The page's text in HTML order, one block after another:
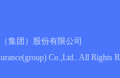
集团）股份有限公司
Co.,Ltd.. All Rights